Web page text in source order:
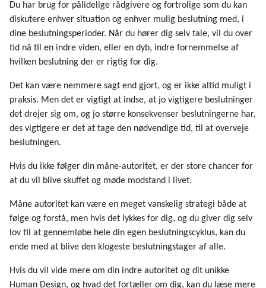
Du har brug for pålidelige rådgivere og fortrolige som du kan
diskutere enhver situation og enhver mulig beslutning med, i
dine beslutningsperioder. Når du hører dig selv tale, vil du over
tid nå til en indre viden, eller en dyb, indre fornemmelse af
hvilken beslutning der er rigtig for dig.
Det kan være nemmere sagt end gjort, og er ikke altid muligt i
praksis. Men det er vigtigt at indse, at jo vigtigere beslutninger
det drejer sig om, og jo større konsekvenser beslutningerne har,
des vigtigere er det at tage den nødvendige tid, til at overveje
beslutningen.
Hvis du ikke følger din måne-autoritet, er der store chancer for
at du vil blive skuffet og møde modstand i livet.
Måne autoritet kan være en meget vanskelig strategi både at
følge og forstå, men hvis det lykkes for dig, og du giver dig selv
lov til at gennemløbe hele din egen beslutningscyklus, kan du
ende med at blive den klogeste beslutningstager af alle.
Hvis du vil vide mere om din indre autoritet og dit unikke
Human Design, og hvad det fortæller om dig, kan du læse mere